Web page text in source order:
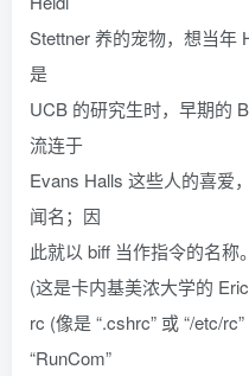
Stettner 养的宠物，想当年
是
UCB 的研究生时，早期的
流连于
Evans Halls 这些人的喜爱
闻名；因
此就以 biff 当作指令的名称。
(这是卡内基美浓大学的 Eric
rc (像是 “.cshrc” 或 “/etc/
“RunCom”